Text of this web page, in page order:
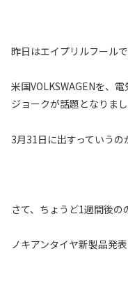
昨日はエイプリルフール
米国VOLKSWAGENを、
ジョークが話題となりまし
3月31日に出すっていうの
さて、ちょうど1週間後の
ノキアンタイヤ新製品発